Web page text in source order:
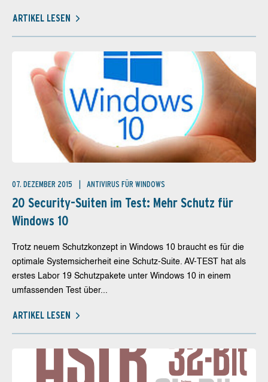
ARTIKEL LESEN
07. DEZEMBER 2015 ANTIVIRUS FÜR WINDOWS
20 Security-Suiten im Test: Mehr Schutz für
Windows 10
Trotz neuem Schutzkonzept in Windows 10 braucht es für die
optimale Systemsicherheit eine Schutz-Suite. AV-TEST hat als
erstes Labor 19 Schutzpakete unter Windows 10 in einem
umfassenden Test über...
ARTIKEL LESEN